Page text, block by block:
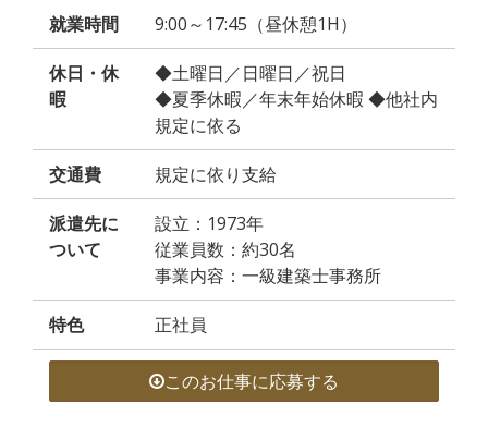
就業時間 9:00～17:45（昼休憩1H）
休日・休
暇
◆土曜日／日曜日／祝日
◆夏季休暇／年末年始休暇 ◆他社内
規定に依る
交通費 規定に依り支給
派遣先に
ついて
設立：1973年
従業員数：約30名
事業内容：一級建築士事務所
特色 正社員
このお仕事に応募する